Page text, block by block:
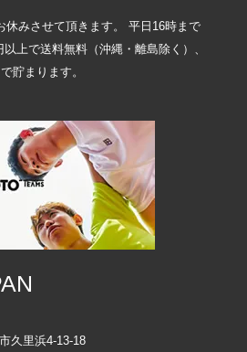
久里浜4-13-18
休みさせて頂きます。 平日16時まで
上で送料無料（沖縄・離島除く）、
貯まります。